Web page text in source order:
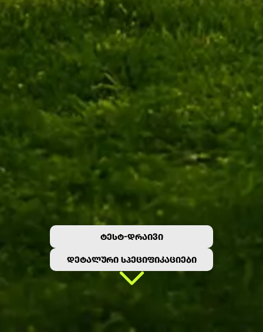
ᲢᲔᲡᲢ-ᲓᲠᲐᲘᲕᲘ
ᲓᲔᲢᲐᲚᲣᲠᲘ ᲡᲞᲔᲪᲘᲤᲘᲙᲐᲪᲘᲔᲑᲘ